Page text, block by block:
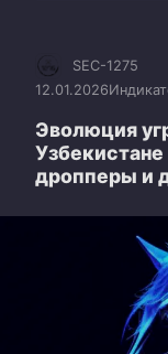
SEC-1275
12.01.2026
Эволюция
дропперы и